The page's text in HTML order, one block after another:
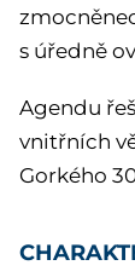
s úředně
Agendu
vnitřních
Gorkého